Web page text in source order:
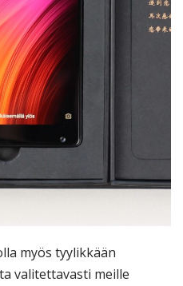
myös tyylikkään
valitettavasti meille